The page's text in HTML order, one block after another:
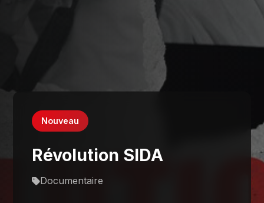
Nouveau
Révolution SIDA
Documentaire